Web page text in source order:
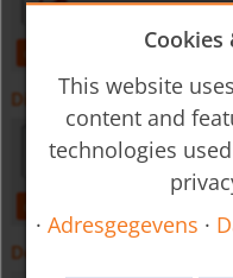
download
Diversen
General Safety
Downloads
Cookies
This website
content and
technologies
· Adresgegevens ·